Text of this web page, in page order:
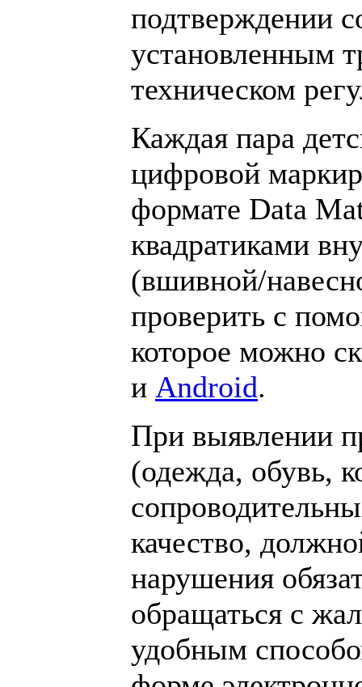
подтверждении
установленным
техническом
Каждая пара
цифровой
формате Data
квадратиками
(вшивной/
проверить с
которое можно
и Android.
При выявлении
(одежда, обувь,
качество,
нарушения
обращаться с
удобным